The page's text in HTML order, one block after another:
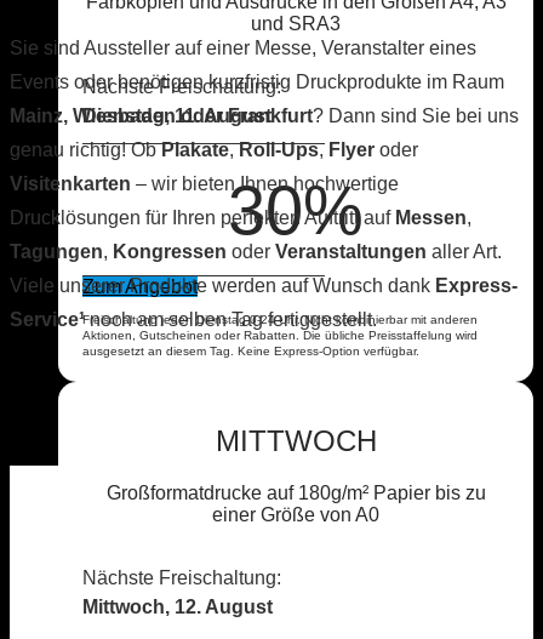
und SRA3
Nächste Freischaltung:
Dienstag, 11. August
30%
Zum Angebot
Freischaltung jeden Dienstag 0-24 Uhr. Nicht kombinierbar mit anderen
Aktionen, Gutscheinen oder Rabatten. Die übliche Preisstaffelung wird
ausgesetzt an diesem Tag. Keine Express-Option verfügbar.
MITTWOCH
Großformatdrucke auf 180g/m² Papier bis zu
einer Größe von A0
Nächste Freischaltung:
Mittwoch, 12. August
Sie sind Aussteller auf einer Messe, Veranstalter eines
Events oder benötigen kurzfristig Druckprodukte im Raum
Mainz, Wiesbaden oder Frankfurt? Dann sind Sie bei uns
genau richtig! ObPlakate,Roll-Ups, Flyer oder
Visitenkarten – wir bieten Ihnen hochwertige
Drucklösungen für Ihren perfekten Auftritt auf Messen,
Tagungen, Kongressen oder Veranstaltungen aller Art.
Viele unserer Produkte werden auf Wunsch dank Express-
Service¹noch am selben Tag fertiggestellt.